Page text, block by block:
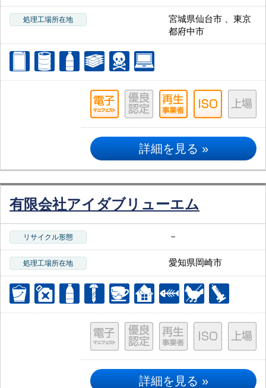
処理工場所在地
宮城県仙台市 、東京
都府中市
詳細を見る »
有限会社アイダブリューエム
リサイクル形態 －
処理工場所在地 愛知県岡崎市
詳細を見る »